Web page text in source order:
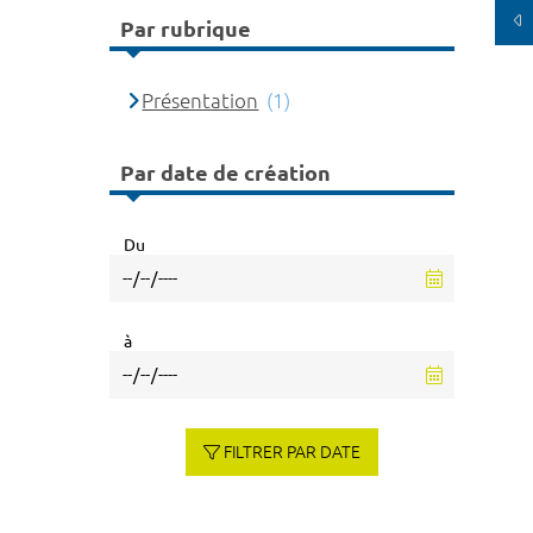
Par rubrique
Présentation (1)
Par date de création
Du
à
FILTRER PAR DATE